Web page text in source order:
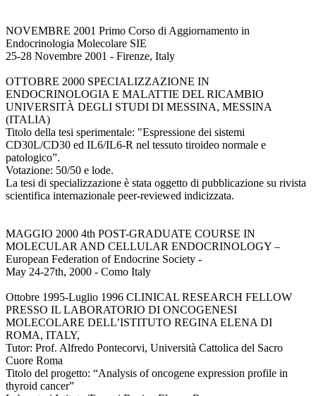
NOVEMBRE 2001 Primo Corso di Aggiornamento in
Endocrinologia Molecolare SIE
25-28 Novembre 2001 - Firenze, Italy
OTTOBRE 2000 SPECIALIZZAZIONE IN
ENDOCRINOLOGIA E MALATTIE DEL RICAMBIO
UNIVERSITÀ DEGLI STUDI DI MESSINA, MESSINA
(ITALIA)
Titolo della tesi sperimentale: "Espressione dei sistemi
CD30L/CD30 ed IL6/IL6-R nel tessuto tiroideo normale e
patologico”.
Votazione: 50/50 e lode.
La tesi di specializzazione è stata oggetto di pubblicazione su rivista
scientifica internazionale peer-reviewed indicizzata.
MAGGIO 2000 4th POST-GRADUATE COURSE IN
MOLECULAR AND CELLULAR ENDOCRINOLOGY –
European Federation of Endocrine Society -
May 24-27th, 2000 - Como Italy
Ottobre 1995-Luglio 1996 CLINICAL RESEARCH FELLOW
PRESSO IL LABORATORIO DI ONCOGENESI
MOLECOLARE DELL’ISTITUTO REGINA ELENA DI
ROMA, ITALY,
Tutor: Prof. Alfredo Pontecorvi, Università Cattolica del Sacro
Cuore Roma
Titolo del progetto: “Analysis of oncogene expression profile in
thyroid cancer”